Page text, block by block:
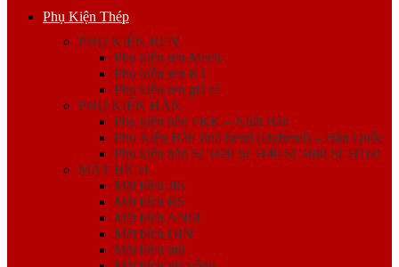
Phụ Kiện Thép
PHỤ KIỆN REN
Phụ kiện ren Mech
Phụ kiện ren K1
Phụ kiện ren giá rẻ
PHỤ KIỆN HÀN
Phụ kiện hàn FKK – Nhật Bản
Phụ Kiện Hàn Jinil bend (Dybend) – Hàn Quốc
Phụ kiện hàn SCH20 SCH40 SCH80 SCH160
MẶT BÍCH
Mặt bích JIS
Mặt bích BS
Mặt bích ANSI
Mặt bích DIN
Mặt bích mù